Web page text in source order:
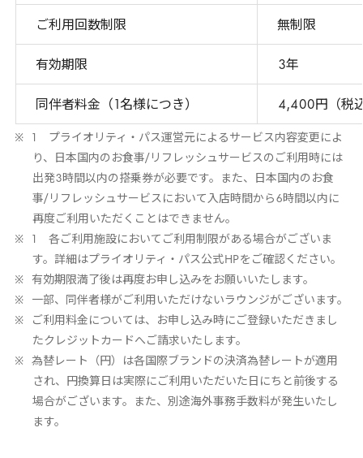
ご利用回数制限 無制限
有効期限 3年
同伴者料金（ 名様につき） 4,400円（税
プライオリティ・パス運営元によるサービス内容変更によ
り、日本国内のお食事/リフレッシュサービスのご利用時には
出発3時間以内の搭乗券が必要です。また、日本国内のお食
事/リフレッシュサービスにおいて入店時間から 6時間以内に
再度ご利用いただくことはできません。
各ご利用施設においてご利用制限がある場合がございま
す。詳細はプライオリティ・パス公式 HPをご確認ください。
有効期限満了後は再度お申し込みをお願いいたします。
一部、同伴者様がご利用いただけないラウンジがございます。
ご利用料金については、お申し込み時にご登録いただきまし
たクレジットカードへご請求いたします。
為替レート（円）は各国際ブランドの決済為替レートが適用
され、円換算日は実際にご利用いただいた日にちと前後する
場合がございます。また、別途海外事務手数料が発生いたし
ます。